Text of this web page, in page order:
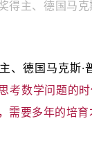
得主、德国马
、德国马克斯
考数学问题的
需要多年的培育